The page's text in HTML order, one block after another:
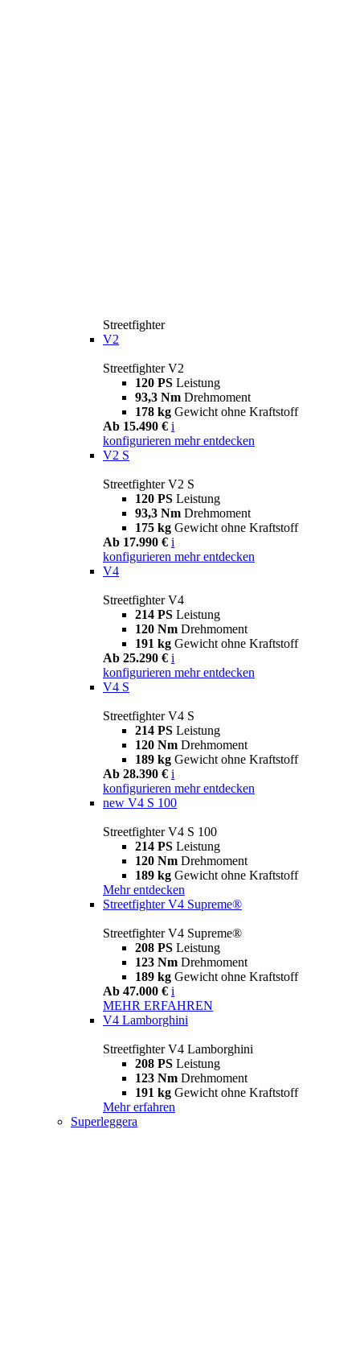
Streetfighter
V2
Streetfighter V2
120 PS Leistung
93,3 Nm Drehmoment
178 kg Gewicht ohne Kraftstoff
Ab 15.490 € i
konfigurieren mehr entdecken
V2 S
Streetfighter V2 S
120 PS Leistung
93,3 Nm Drehmoment
175 kg Gewicht ohne Kraftstoff
Ab 17.990 € i
konfigurieren mehr entdecken
V4
Streetfighter V4
214 PS Leistung
120 Nm Drehmoment
191 kg Gewicht ohne Kraftstoff
Ab 25.290 € i
konfigurieren mehr entdecken
V4 S
Streetfighter V4 S
214 PS Leistung
120 Nm Drehmoment
189 kg Gewicht ohne Kraftstoff
Ab 28.390 € i
konfigurieren mehr entdecken
new V4 S 100
Streetfighter V4 S 100
214 PS Leistung
120 Nm Drehmoment
189 kg Gewicht ohne Kraftstoff
Mehr entdecken
Streetfighter V4 Supreme®
Streetfighter V4 Supreme®
208 PS Leistung
123 Nm Drehmoment
189 kg Gewicht ohne Kraftstoff
Ab 47.000 € i
MEHR ERFAHREN
V4 Lamborghini
Streetfighter V4 Lamborghini
208 PS Leistung
123 Nm Drehmoment
191 kg Gewicht ohne Kraftstoff
Mehr erfahren
Superleggera